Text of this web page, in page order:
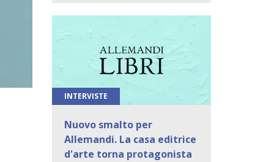
INTERVISTE
Nuovo smalto per
Allemandi. La casa editrice
d'arte torna protagonista